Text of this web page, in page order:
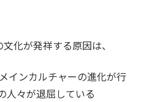
化が発祥する原因は、
インカルチャーの進化が行
人々が退屈している